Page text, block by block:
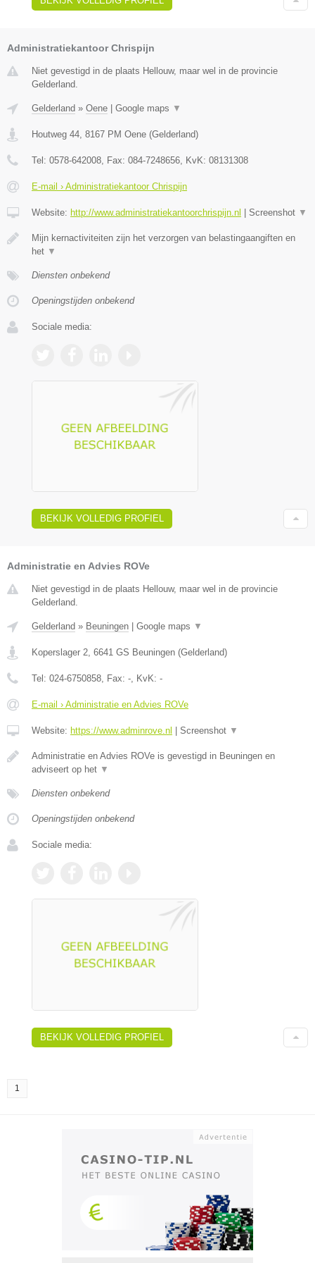
Administratiekantoor Chrispijn
Niet gevestigd in de plaats Hellouw, maar wel in de provincie
Gelderland.
Gelderland » Oene Google maps ▼
Houtweg 44 8167 PM Oene (Gelderland)
Tel: 0578-642008 , Fax: 084-7248656 , KvK: 08131308
E-mail › Administratiekantoor Chrispijn
Website: http://www.administratiekantoorchrispijn.nl Screenshot ▼
Mijn kernactiviteiten zijn het verzorgen van belastingaangiften en
het ▼
Diensten onbekend
Openingstijden onbekend
Sociale media:
BEKIJK VOLLEDIG PROFIEL
Administratie en Advies ROVe
Niet gevestigd in de plaats Hellouw, maar wel in de provincie
Gelderland.
Gelderland » Beuningen Google maps ▼
Koperslager 2, 6641 GS Beuningen (Gelderland)
Tel: 024-6750858, Fax: -, KvK: -
E-mail › Administratie en Advies ROVe
Website: https://www.adminrove.nl Screenshot ▼
Administratie en Advies ROVe is gevestigd in Beuningen en
adviseert op het ▼
Diensten onbekend
Openingstijden onbekend
Sociale media:
BEKIJK VOLLEDIG PROFIEL
1